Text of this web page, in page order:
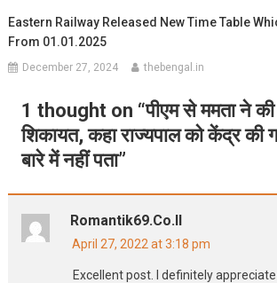
Eastern Railway Released New Time Table
From 01.01.2025
December 27, 2024 thebengal.in
1 thought on “पीएम से ममता ने
शिकायत, कहा राज्यपाल को केंद्र की
बारे में नहीं पता”
Romantik69.co.il
April 27, 2022 at 3:18 pm
Excellent post. I definitely